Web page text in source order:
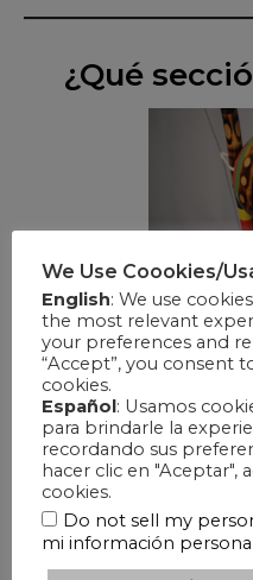
¿Qué
Ejercicios de español
tradición
Raíces
We Use Coookies/
English: We use
the most relevant
your preferences and
“Accept”, you consent
cookies.
Español: Usamos
para brindarle la
recordando sus
hacer clic en "Aceptar",
cookies.
Do not sell my
mi información